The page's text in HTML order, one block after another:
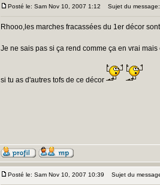
Posté le: Sam Nov 10, 2007 1:12 Sujet du message:
Rhooo,les marches fracassées du 1er décor
Je ne sais pas si ça rend comme ça en vrai
si tu as d'autres tofs de ce décor
Posté le: Sam Nov 10, 2007 10:39 Sujet du